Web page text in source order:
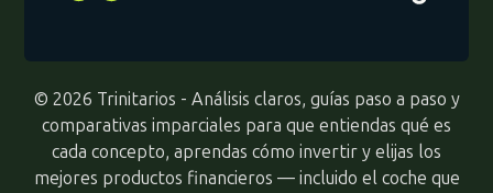
© 2026 Trinitarios - Análisis claros, guías paso a paso y
comparativas imparciales para que entiendas qué es
cada concepto, aprendas cómo invertir y elijas los
mejores productos financieros — incluido el coche que